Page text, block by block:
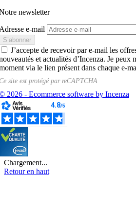
newsletter
e-mail
J’accepte de recevoir par e-mail les
et actualités d’Incenza. Je peux
via le lien présent dans chaque e-
site est protégé parreCAPTCHA
2026 - Ecommerce software by Incenza
Chargement...
Retour en haut